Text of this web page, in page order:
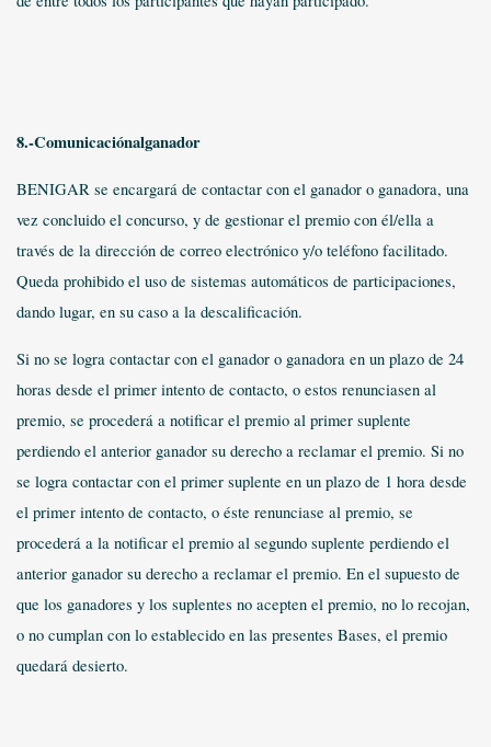
8.-Comunicaciónalganador
BENIGAR se encargará de contactar con el ganador o ganadora, una
vez concluido el concurso, y de gestionar el premio con él/ella a
través de la dirección de correo electrónico y/o teléfono facilitado.
Queda prohibido el uso de sistemas automáticos de participaciones,
dando lugar, en su caso a la descalificación.
Si no se logra contactar con el ganador o ganadora en un plazo de 24
horas desde el primer intento de contacto, o estos renunciasen al
premio, se procederá a notificar el premio al primer suplente
perdiendo el anterior ganador su derecho a reclamar el premio. Si no
se logra contactar con el primer suplente en un plazo de 1 hora desde
el primer intento de contacto, o éste renunciase al premio, se
procederá a la notificar el premio al segundo suplente perdiendo el
anterior ganador su derecho a reclamar el premio. En el supuesto de
que los ganadores y los suplentes no acepten el premio, no lo recojan,
o no cumplan con lo establecido en las presentes Bases, el premio
quedará desierto.